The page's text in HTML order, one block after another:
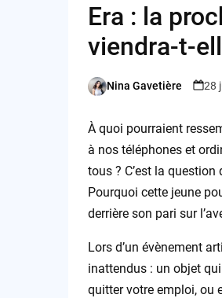
Era : la
viendra-t-
Posted
Nina Gavetière 28
À quoi pourraient
à nos téléphones et
tous ? C’est la
Pourquoi cette jeune
derrière son pari sur
Lors d’un évènement
inattendus : un objet
quitter votre emploi, ou